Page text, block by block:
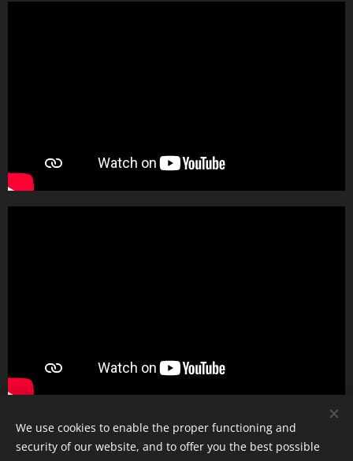
Celsus Kft
We use cookies to enable the proper functioning and
security of our website, and to offer you the best possible